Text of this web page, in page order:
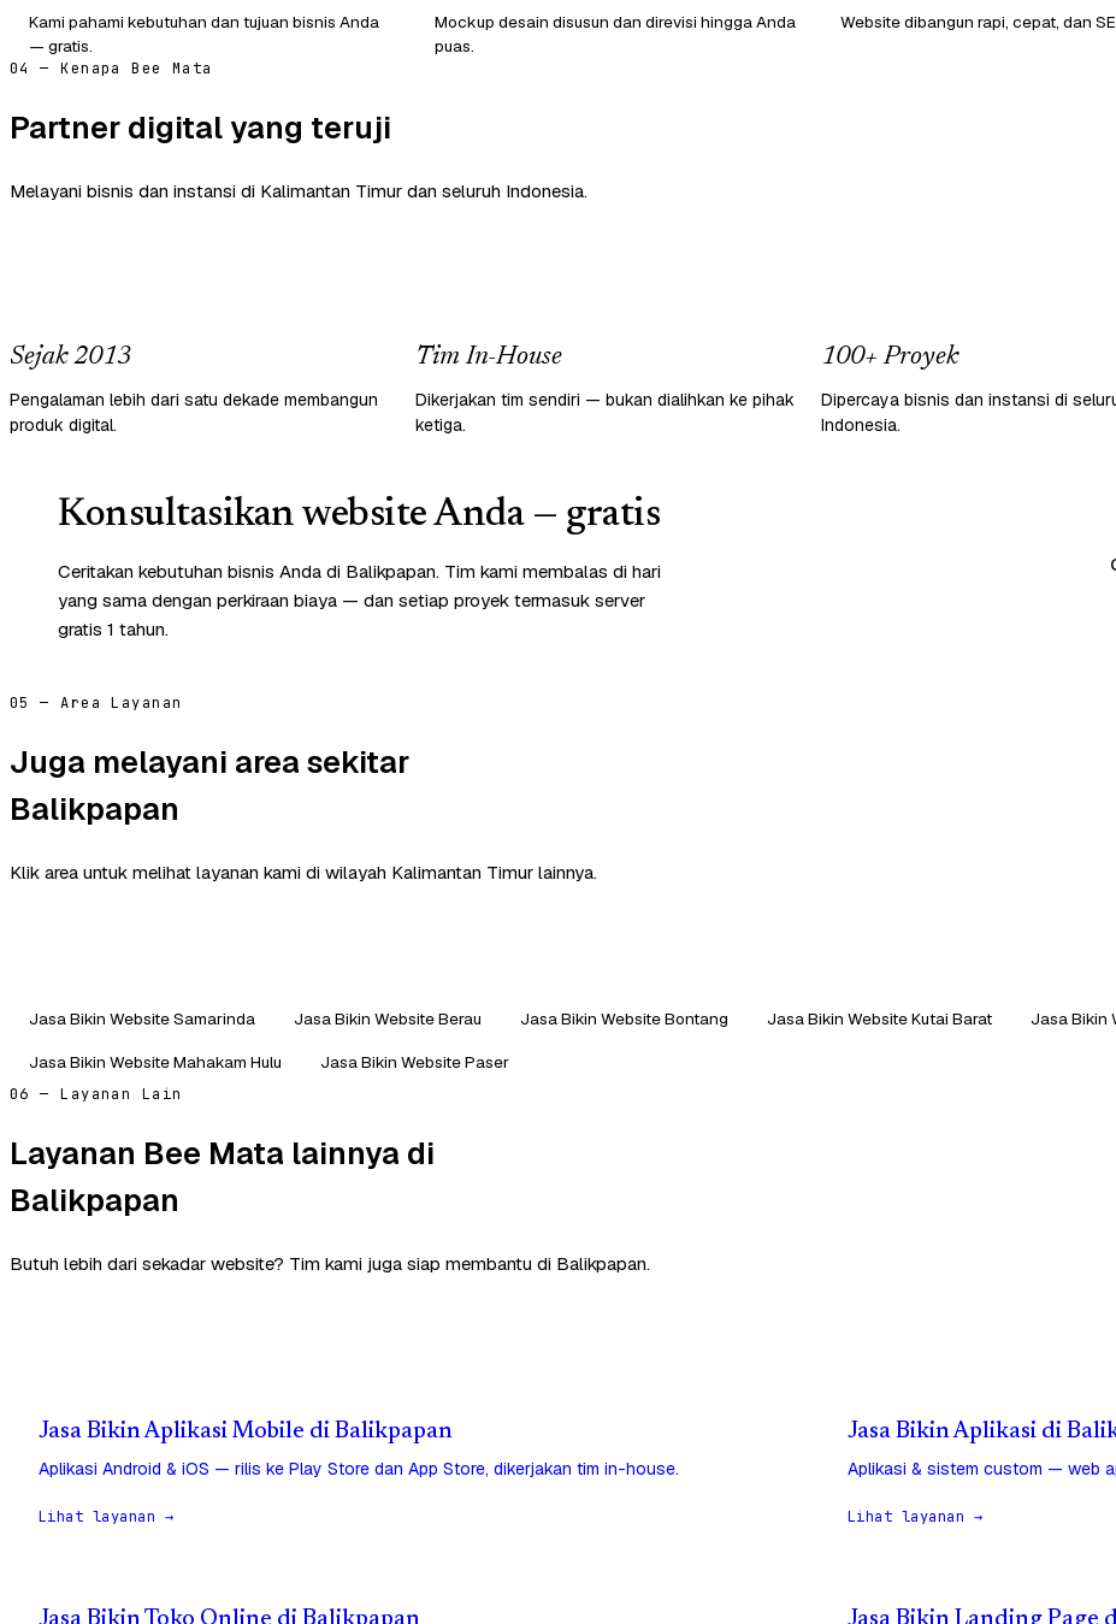
Kami pahami kebutuhan dan tujuan bisnis Anda
— gratis.
Mockup desain disusun dan direvisi hingga Anda
puas.
Website dibangun rapi, cepat, dan
04 — Kenapa Bee Mata
Partner digital yang teruji
Melayani bisnis dan instansi di Kalimantan Timur dan seluruh Indonesia.
Sejak 2013
Pengalaman lebih dari satu dekade membangun
produk digital.
Tim In-House
Dikerjakan tim sendiri — bukan dialihkan ke pihak
ketiga.
100+ Proyek
Dipercaya bisnis dan instansi di
Indonesia.
Konsultasikan website Anda — gratis
Ceritakan kebutuhan bisnis Anda di Balikpapan. Tim kami membalas di hari
yang sama dengan perkiraan biaya — dan setiap proyek termasuk server
gratis 1 tahun.
05 — Area Layanan
Juga melayani area sekitar
Balikpapan
Klik area untuk melihat layanan kami di wilayah Kalimantan Timur lainnya.
Jasa Bikin Website Samarinda Jasa Bikin Website Berau Jasa Bikin Website Bontang Jasa Bikin Website Kutai Barat Jasa Bikin
Jasa Bikin Website Mahakam Hulu
Jasa Bikin Website Paser
06 — Layanan Lain
Layanan Bee Mata lainnya di
Balikpapan
Butuh lebih dari sekadar website? Tim kami juga siap membantu di Balikpapan.
Jasa Bikin Aplikasi Mobile di Balikpapan
Aplikasi Android & iOS — rilis ke Play Store dan App Store, dikerjakan tim in-house.
Lihat layanan →
Jasa Bikin Aplikasi di
Aplikasi & sistem custom — web
Lihat layanan →